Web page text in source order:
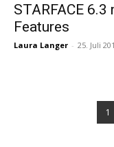
STARFACE
Features
Laura Langer - 25. Juli
1